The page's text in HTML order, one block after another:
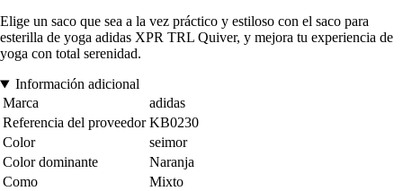
Elige un saco que sea a la vez práctico y estiloso con el saco para
esterilla de yoga adidas XPR TRL Quiver, y mejora tu experiencia de
yoga con total serenidad.
Información adicional
Marca
adidas
Referencia del proveedor KB0230
Color
seimor
Color dominante
Naranja
Como
Mixto